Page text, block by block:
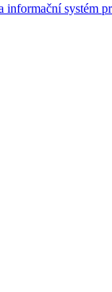
informační systém